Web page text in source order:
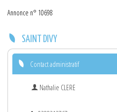
Annonce n° 10698
SAINT DIVY
Contact administratif
Nathalie CLERE